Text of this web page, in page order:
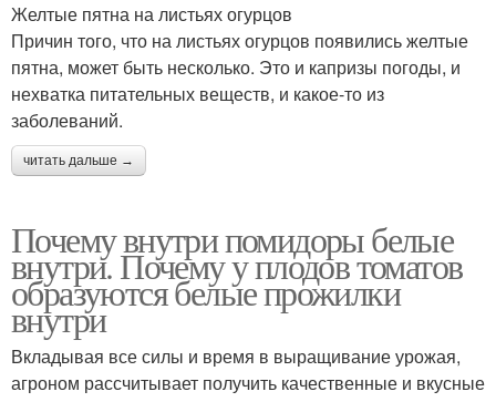
Желтые пятна на листьях огурцов
Причин того, что на листьях огурцов появились желтые
пятна, может быть несколько. Это и капризы погоды, и
нехватка питательных веществ, и какое-то из
заболеваний.
читать дальше →
Почему внутри помидоры белые
внутри. Почему у плодов томатов
образуются белые прожилки
внутри
Вкладывая все силы и время в выращивание урожая,
агроном рассчитывает получить качественные и вкусные